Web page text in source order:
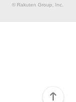
© Rakuten Group, Inc.